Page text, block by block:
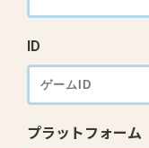
ID
プラットフォーム